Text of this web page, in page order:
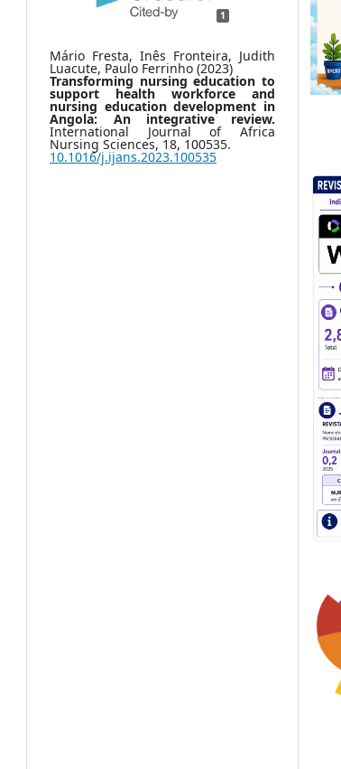
1
Mário Fresta, Inês Fronteira, Judith
Luacute, Paulo Ferrinho (2023)
Transforming nursing education to
support health workforce and
nursing education development in
Angola: An integrative review.
International Journal of Africa
Nursing Sciences, 18, 100535.
10.1016/j.ijans.2023.100535